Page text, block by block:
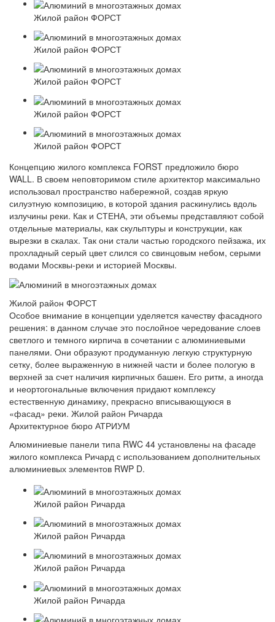
Жилой район ФОРСТ
Жилой район ФОРСТ
Жилой район ФОРСТ
Жилой район ФОРСТ
Жилой район ФОРСТ
Концепцию жилого комплекса FORST предложило бюро
WALL. В своем неповторимом стиле архитектор максимально
использовал пространство набережной, создав яркую
силуэтную композицию, в которой здания раскинулись вдоль
излучины реки. Как и СТЕНА, эти объемы представляют собой
отдельные материалы, как скульптуры и конструкции, как
вырезки в скалах. Так они стали частью городского пейзажа, их
прохладный серый цвет слился со свинцовым небом, серыми
водами Москвы-реки и историей Москвы.
Жилой район ФОРСТ
Особое внимание в концепции уделяется качеству фасадного
решения: в данном случае это послойное чередование слоев
светлого и темного кирпича в сочетании с алюминиевыми
панелями. Они образуют продуманную легкую структурную
сетку, более выраженную в нижней части и более пологую в
верхней за счет наличия кирпичных башен. Его ритм, а иногда
и неортогональные включения придают комплексу
естественную динамику, прекрасно вписывающуюся в
«фасад» реки. Жилой район Ричарда
Архитектурное бюро АТРИУМ
Алюминиевые панели типа RWC 44 установлены на фасаде
жилого комплекса Ричард с использованием дополнительных
алюминиевых элементов RWP D.
Жилой район Ричарда
Жилой район Ричарда
Жилой район Ричарда
Жилой район Ричарда